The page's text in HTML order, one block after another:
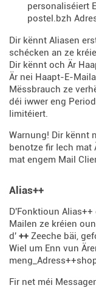
personaliséiert
postel.bzh
Dir kënnt Aliasen
schécken an ze
Dir kënnt och Är
Är nei Haapt-E-
Mëssbrauch ze
déi iwwer eng
limitéiert.
Warnung! Dir kënnt
benotze fir Iech mat
mat engem Mail
Alias++
D'Fonktioun
Mailen ze kréien
d' ++ Zeeche bäi,
Wiel um Enn vun
Fir net méi